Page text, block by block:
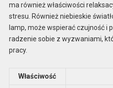
ma również właściwości
stresu. Również niebieskie
lamp, może wspierać czujność i
radzenie sobie z wyzwaniami,
pracy.
Właściwość